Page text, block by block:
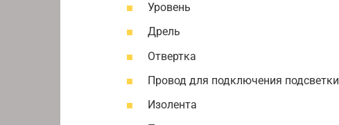
Уровень
Дрель
Отвертка
Провод для подключения подсветки
Изолента